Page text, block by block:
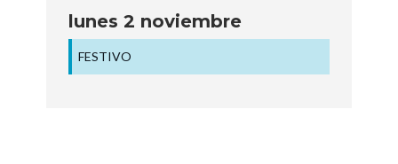
lunes 2 noviembre
FESTIVO